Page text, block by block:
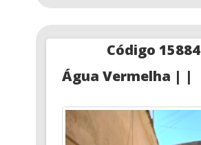
Código 15884
Água Vermelha | |